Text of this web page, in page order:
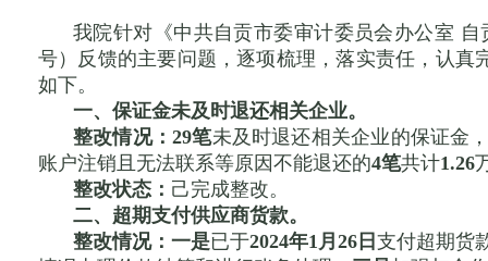
我院针对《中共自贡市委审计委员会办公室
号）反馈的主要问题，逐项梳理，落实责任，认
如下。
一、保证金未及时退还相关企业。
整改情况：29笔未及时退还相关企业的保证金
账户注销且无法联系等原因不能退还的4笔共计1.26
整改状态： 己完成整改。
二、超期支付供应商货款。
整改情况： 一是已于2024年1月26日 支付超期货